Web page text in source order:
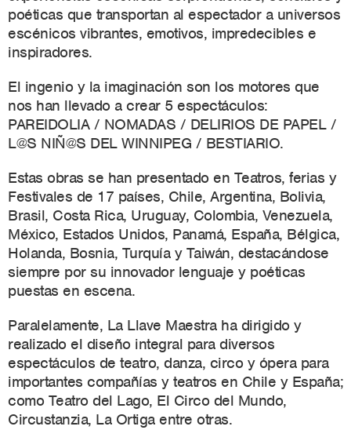
poéticas que transportan al espectador a universos
escénicos vibrantes, emotivos, impredecibles e
inspiradores.
El ingenio y la imaginación son los motores que
nos han llevado a crear 5 espectáculos:
PAREIDOLIA / NOMADAS / DELIRIOS DE PAPEL /
L@S NIÑ@S DEL WINNIPEG / BESTIARIO.
Estas obras se han presentado en Teatros, ferias y
Festivales de 17 países, Chile, Argentina, Bolivia,
Brasil, Costa Rica, Uruguay, Colombia, Venezuela,
México, Estados Unidos, Panamá, España, Bélgica,
Holanda, Bosnia, Turquía y Taiwán, destacándose
siempre por su innovador lenguaje y poéticas
puestas en escena.
Paralelamente, La Llave Maestra ha dirigido y
realizado el diseño integral para diversos
espectáculos de teatro, danza, circo y ópera para
importantes compañías y teatros en Chile y España;
como Teatro del Lago, El Circo del Mundo,
Circustanzia, La Ortiga entre otras.